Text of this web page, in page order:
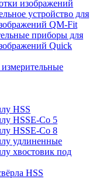
изображений
устройство для
QM-Fit
приборы для
Quick
HSS
HSSE-Co 5
HSSE-Co 8
удлиненные
хвостовик под
HSS